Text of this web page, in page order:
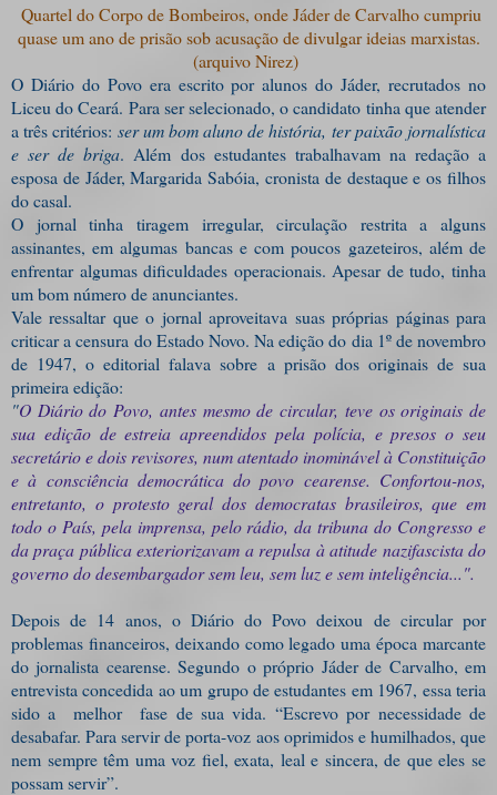
Quartel do Corpo de Bombeiros, onde Jáder de Carvalho cumpriu
quase um ano de prisão sob acusação de divulgar ideias marxistas.
(arquivo Nirez)
O Diário do Povo era escrito por alunos do Jáder, recrutados no
Liceu do Ceará. Para ser selecionado, o candidato tinha que atender
a três critérios: ser um bom aluno de história, ter paixão jornalística
e ser de briga. Além dos estudantes trabalhavam na redação a
esposa de Jáder, Margarida Sabóia, cronista de destaque e os filhos
do casal.
O jornal tinha tiragem irregular, circulação restrita a alguns
assinantes, em algumas bancas e com poucos gazeteiros, além de
enfrentar algumas dificuldades operacionais. Apesar de tudo, tinha
um bom número de anunciantes.
Vale ressaltar que o jornal aproveitava suas próprias páginas para
criticar a censura do Estado Novo. Na edição do dia 1º de novembro
de 1947, o editorial falava sobre a prisão dos originais de sua
primeira edição:
"O Diário do Povo, antes mesmo de circular, teve os originais de
sua edição de estreia apreendidos pela polícia, e presos o seu
secretário e dois revisores, num atentado inominável à Constituição
e à consciência democrática do povo cearense. Confortou-nos,
entretanto, o protesto geral dos democratas brasileiros, que em
todo o País, pela imprensa, pelo rádio, da tribuna do Congresso e
da praça pública exteriorizavam a repulsa à atitude nazifascista do
governo do desembargador sem leu, sem luz e sem inteligência...".
Depois de 14 anos, o Diário do Povo deixou de circular por
problemas financeiros, deixando como legado uma época marcante
do jornalista cearense. Segundo o próprio Jáder de Carvalho, em
entrevista concedida ao um grupo de estudantes em 1967, essa teria
sido a melhor fase de sua vida. “Escrevo por necessidade de
desabafar. Para servir de porta-voz aos oprimidos e humilhados, que
nem sempre têm uma voz fiel, exata, leal e sincera, de que eles se
possam servir”.